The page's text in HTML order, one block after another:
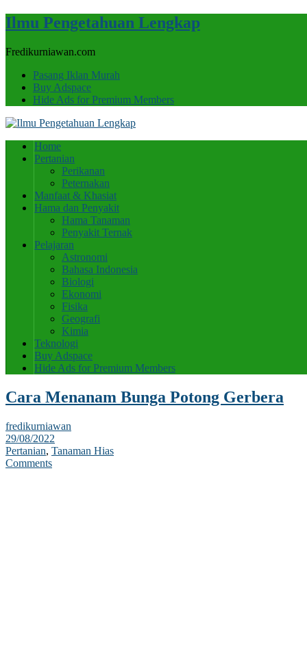
Ilmu Pengetahuan Lengkap
Fredikurniawan.com
Pasang Iklan Murah
Buy Adspace
Hide Ads for Premium Members
Home
Pertanian
Perikanan
Peternakan
Manfaat & Khasiat
Hama dan Penyakit
Hama Tanaman
Penyakit Ternak
Pelajaran
Astronomi
Bahasa Indonesia
Biologi
Ekonomi
Fisika
Geografi
Kimia
Teknologi
Buy Adspace
Hide Ads for Premium Members
Cara Menanam Bunga Potong Gerbera
fredikurniawan
29/08/2022
Pertanian, Tanaman Hias
Comments